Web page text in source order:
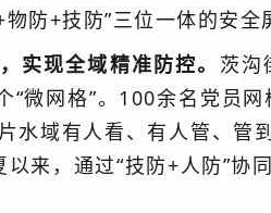
防+技防”三位一体的安全
实现全域精准防控。 茨
微网格”。100余名党员
水域有人看、有人管、
来，通过“技防+人防”